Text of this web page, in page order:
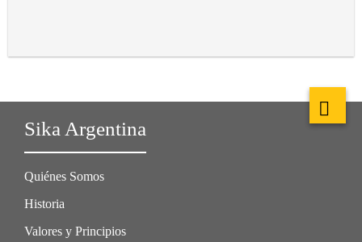
Sika Argentina
Quiénes Somos
Historia
Valores y Principios